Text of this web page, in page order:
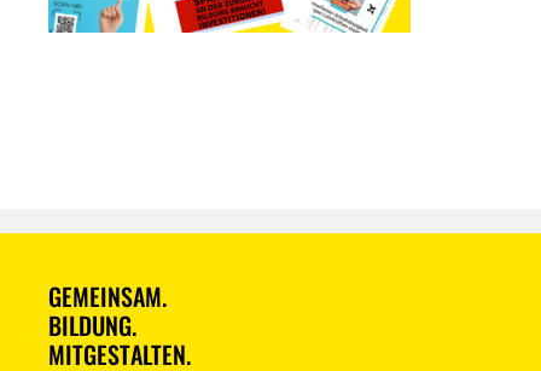
GEMEINSAM.
BILDUNG.
MITGESTALTEN.